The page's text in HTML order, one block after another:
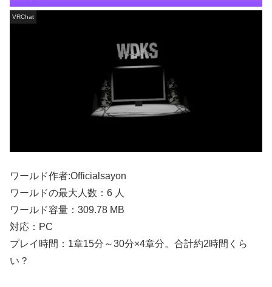
VRChat
ワールド作者:Officialsayon
ワールドの最大人数：6 人
ワールド容量：309.78 MB
対応：PC
プレイ時間：1章15分～30分×4章分。合計約2時間くら
い？